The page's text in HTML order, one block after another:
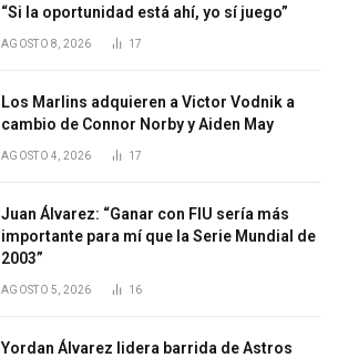
“Si la oportunidad está ahí, yo sí juego”
AGOSTO 8, 2026 17
Los Marlins adquieren a Victor Vodnik a
cambio de Connor Norby y Aiden May
AGOSTO 4, 2026 17
Juan Álvarez: “Ganar con FIU sería más
importante para mí que la Serie Mundial de
2003”
AGOSTO 5, 2026 16
Yordan Álvarez lidera barrida de Astros